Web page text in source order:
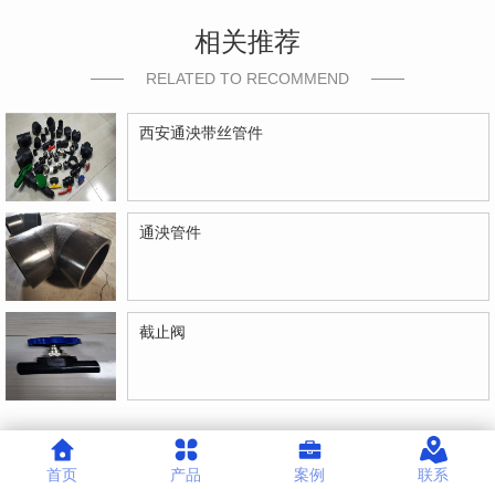
相关推荐
RELATED TO RECOMMEND
西安通泱带丝管件
通泱管件
截止阀
首页 产品 案例 联系